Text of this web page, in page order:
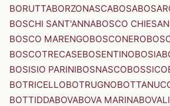
BORUTTABORZONASCABOSA
BOSCHI SANT'ANNABOSCO
BOSCO MARENGOBOSCONERO
BOSCOTRECASEBOSENTINOBOSIA
BOSISIO PARINIBOSNASCOBOSSICO
BOTRICELLOBOTRUGNO
BOTTIDDABOVABOVA MARINA